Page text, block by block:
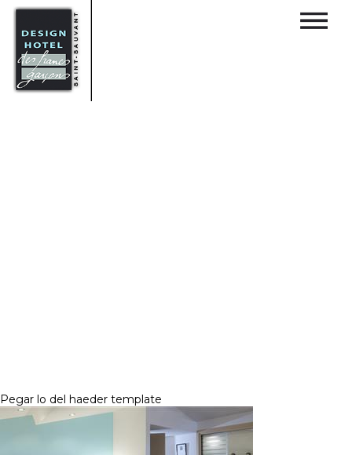
Pegar lo del haeder template